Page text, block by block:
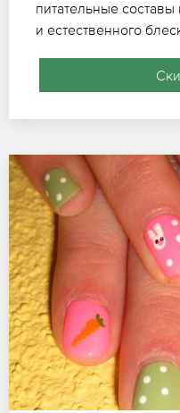
питательные
и естественного